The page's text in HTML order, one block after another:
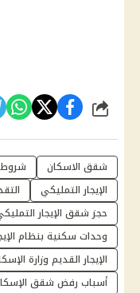
شارك
شقق الاسكان
الإيجار التمليكي
حجز شقق الإيجار
وحدات سكنية بنظام
الإيجار القديم وزارة
أسباب رفض شقق